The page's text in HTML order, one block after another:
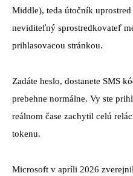
Middle), teda útočník
neviditeľný sprostredkovateľ
prihlasovacou stránkou.
Zadáte heslo, dostanete SMS
prebehne normálne. Vy ste
reálnom čase zachytil celú
tokenu.
Microsoft v apríli 2026